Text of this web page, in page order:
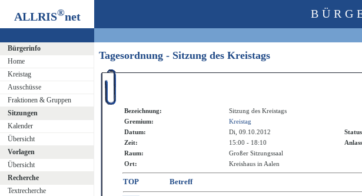
ALLRIS®net
Bürgerinfo
Home
Kreistag
Ausschüsse
Fraktionen & Gruppen
Sitzungen
Kalender
Übersicht
Vorlagen
Übersicht
Recherche
Textrecherche
Tagesordnung - Sitzung des Kreistags
Bezeichnung:
Sitzung des Kreistags
Gremium:
Kreistag
Datum:
Di, 09.10.2012
Zeit:
15:00 - 18:10
Raum:
Großer Sitzungssaal
Ort:
Kreishaus in Aalen
TOP Betreff